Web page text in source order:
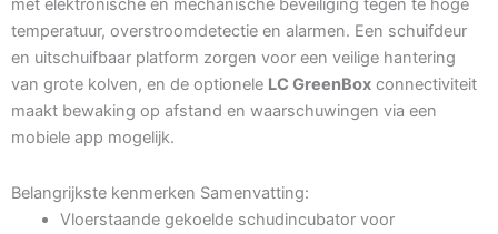
met elektronische en mechanische beveiliging tegen te hoge
temperatuur, overstroomdetectie en alarmen. Een schuifdeur
en uitschuifbaar platform zorgen voor een veilige hantering
van grote kolven, en de optionele LC GreenBox connectiviteit
maakt bewaking op afstand en waarschuwingen via een
mobiele app mogelijk.
Belangrijkste kenmerken Samenvatting:
Vloerstaande gekoelde schudincubator voor